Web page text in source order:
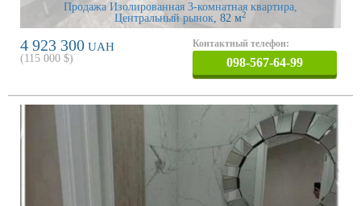
Продажа Изолированная 3-комнатная квартира,
Центральный рынок, 82 м2
4 923 300 UAH
(115 000 $)
Контактный телефон:
098-567-64-99